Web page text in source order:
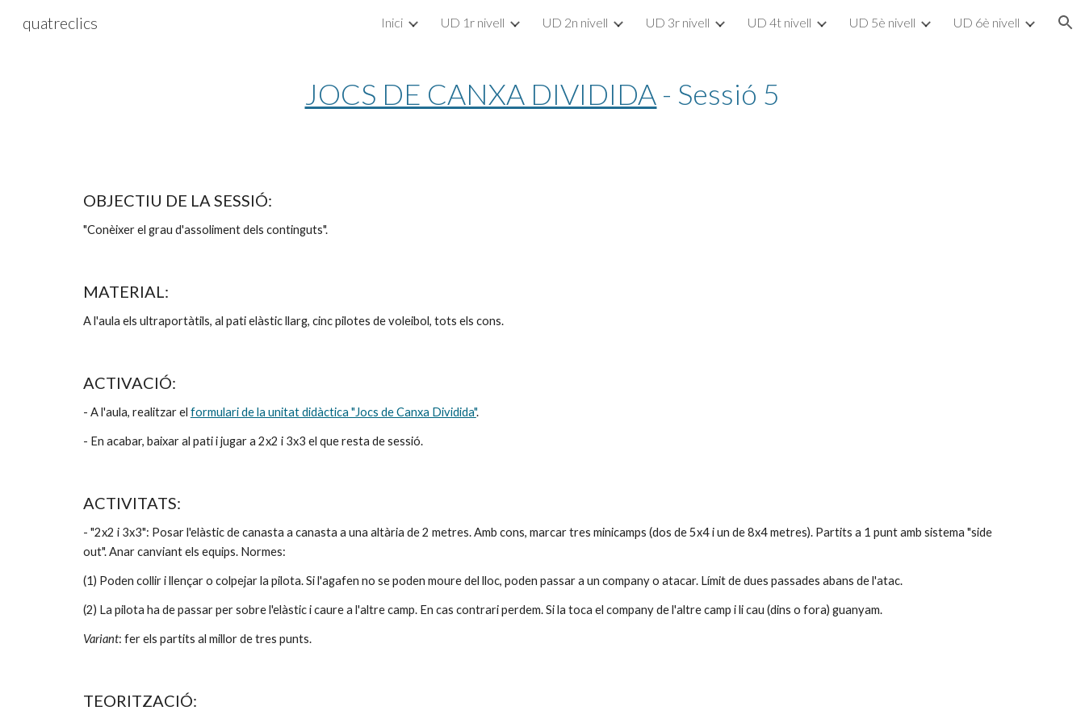
Skip to main content Skip to navigation
quatreclics Inici UD 1r nivell UD 2n nivell UD 3r nivell UD 4t nivell UD 5è nivell UD 6è nivell
JOCS DE CANXA DIVIDIDA - Sessió 5
OBJECTIU DE LA SESSIÓ:
"Conèixer el grau d'assoliment dels continguts".
MATERIAL:
A l'aula els ultraportàtils, al pati elàstic llarg, cinc pilotes de voleibol, tots els cons.
ACTIVACIÓ:
- A l'aula, realitzar el formulari de la unitat didàctica "Jocs de Canxa Dividida".
- En acabar, baixar al pati i jugar a 2x2 i 3x3 el que resta de sessió.
ACTIVITATS:
- "2x2 i 3x3": Posar l'elàstic de canasta a canasta a una altària de 2 metres. Amb cons, marcar tres minicamps (dos de 5x4 i un de 8x4 metres). Partits a 1 punt amb sistema "side
out". Anar canviant els equips. Normes:
(1) Poden collir i llençar o colpejar la pilota. Si l'agafen no se poden moure del lloc, poden passar a un company o atacar. Límit de dues passades abans de l'atac.
(2) La pilota ha de passar per sobre l'elàstic i caure a l'altre camp. En cas contrari perdem. Si la toca el company de l'altre camp i li cau (dins o fora) guanyam.
Variant: fer els partits al millor de tres punts.
TEORITZACIÓ: